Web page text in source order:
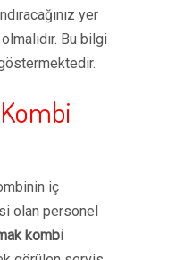
yer
Bu bilgi
iç
olan personel
kombi